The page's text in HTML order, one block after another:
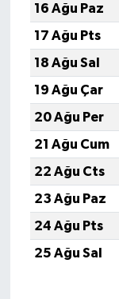
16 Ağu Paz
17 Ağu Pts
18 Ağu Sal
19 Ağu Çar
20 Ağu Per
21 Ağu Cum
22 Ağu Cts
23 Ağu Paz
24 Ağu Pts
25 Ağu Sal